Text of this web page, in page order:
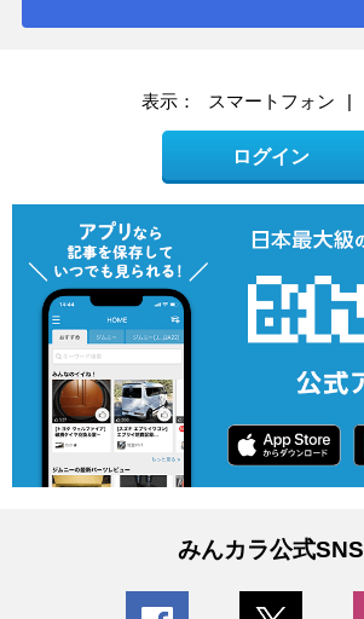
表示： スマートフォン |
ログイン
みんカラ公式SNS